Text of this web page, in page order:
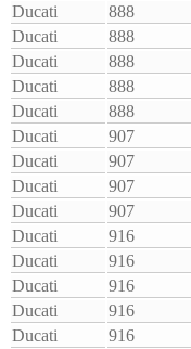
Ducati
888
Ducati
888
Ducati
888
Ducati
888
Ducati
888
Ducati
907
Ducati
907
Ducati
907
Ducati
907
Ducati
916
Ducati
916
Ducati
916
Ducati
916
Ducati
916